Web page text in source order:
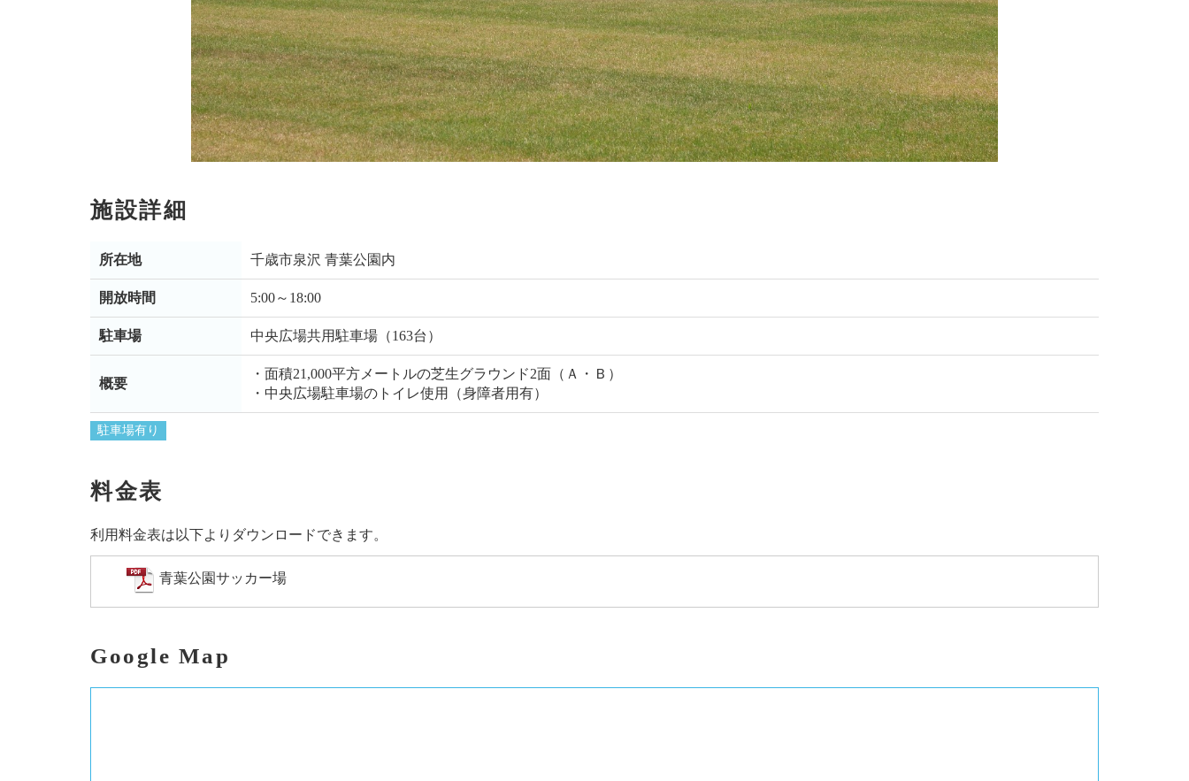
施設詳細
所在地 千歳市泉沢 青葉公園内
開放時間 5:00～18:00
駐車場 中央広場共用駐車場（163台）
概要
・面積21,000平方メートルの芝生グラウンド2面（Ａ・Ｂ）
・中央広場駐車場のトイレ使用（身障者用有）
駐車場有り
料金表
利用料金表は以下よりダウンロードできます。
青葉公園サッカー場
Google Map